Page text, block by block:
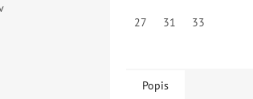
27 31 33
Popis